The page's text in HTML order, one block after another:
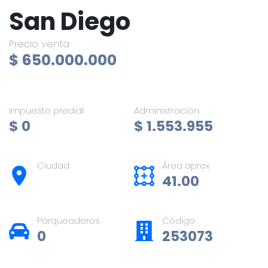
San Diego
Precio venta
$ 650.000.000
Impuesto predial
$ 0
Administración
$ 1.553.955
Ciudad Área aprox
41.00
Parqueaderos
0
Código
253073